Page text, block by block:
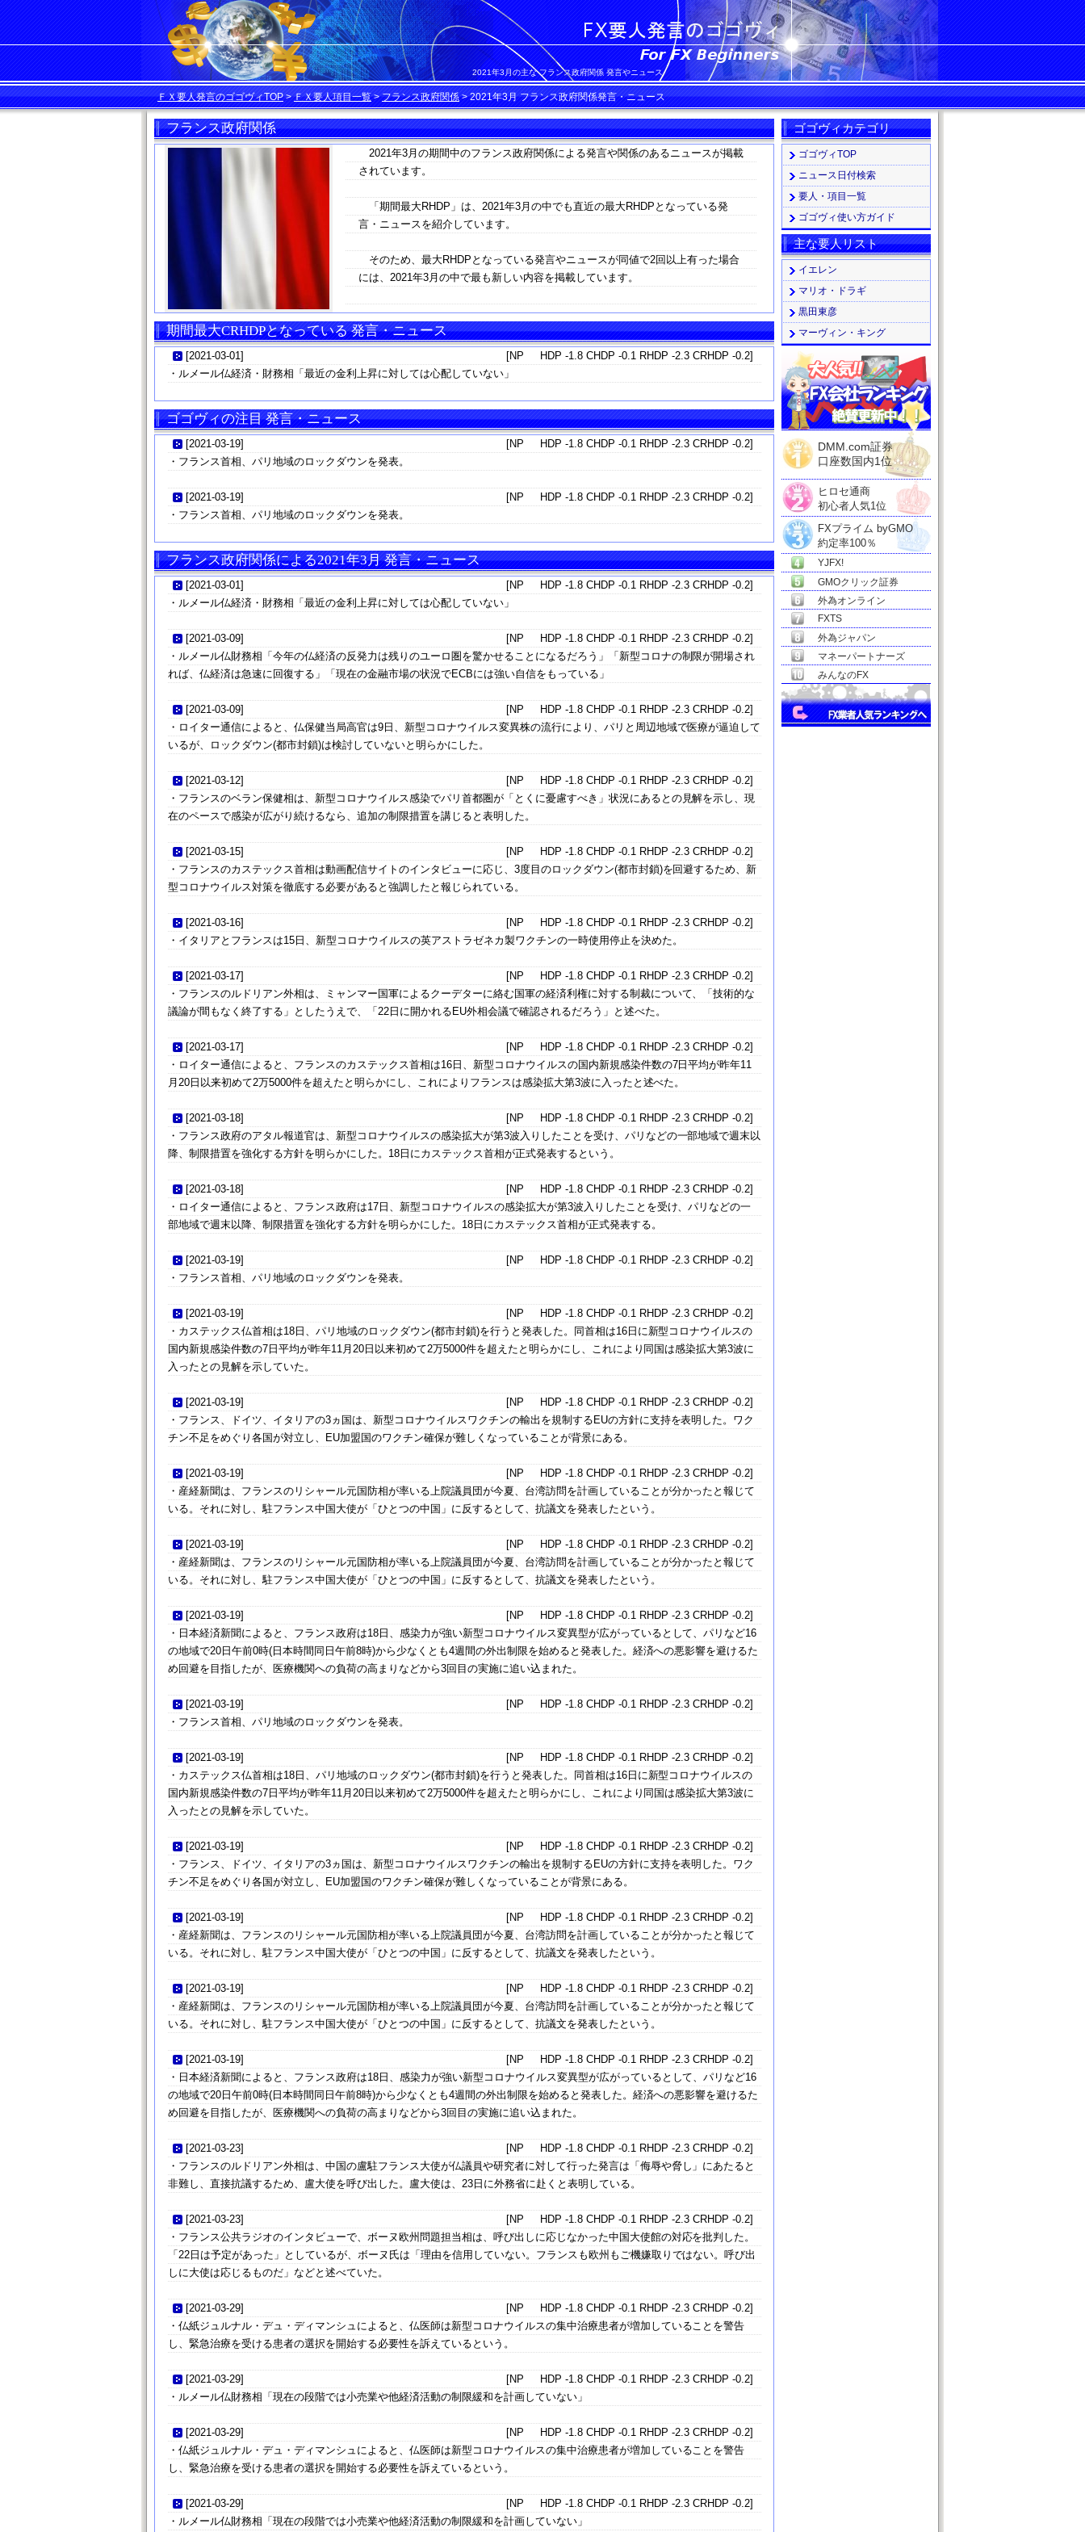
2021年3月の主な フランス政府関係 発言やニュース
ＦＸ要人発言のゴゴヴィTOP>ＦＸ要人項目一覧>フランス政府関係>2021年3月 フランス政府関係発言・ニュース
フランス政府関係
2021年3月の期間中のフランス政府関係による発言や関係のあるニュースが掲載
されています。
「期間最大RHDP」は、2021年3月の中でも直近の最大RHDPとなっている発
言・ニュースを紹介しています。
そのため、最大RHDPとなっている発言やニュースが同値で2回以上有った場合
には、2021年3月の中で最も新しい内容を掲載しています。
期間最大CRHDPとなっている 発言・ニュース
[2021-03-01]
[NP HDP -1.8 CHDP -0.1 RHDP -2.3 CRHDP -0.2]
・ルメール仏経済・財務相「最近の金利上昇に対しては心配していない」
ゴゴヴィの注目 発言・ニュース
[2021-03-19]
[NP HDP -1.8 CHDP -0.1 RHDP -2.3 CRHDP -0.2]
・フランス首相、パリ地域のロックダウンを発表。
[2021-03-19]
[NP HDP -1.8 CHDP -0.1 RHDP -2.3 CRHDP -0.2]
・フランス首相、パリ地域のロックダウンを発表。
フランス政府関係による2021年3月 発言・ニュース
[2021-03-01]
[NP HDP -1.8 CHDP -0.1 RHDP -2.3 CRHDP -0.2]
・ルメール仏経済・財務相「最近の金利上昇に対しては心配していない」
[2021-03-09]
[NP HDP -1.8 CHDP -0.1 RHDP -2.3 CRHDP -0.2]
・ルメール仏財務相「今年の仏経済の反発力は残りのユーロ圏を驚かせることになるだろう」「新型コロナの制限が開場され
れば、仏経済は急速に回復する」「現在の金融市場の状況でECBには強い自信をもっている」
[2021-03-09]
[NP HDP -1.8 CHDP -0.1 RHDP -2.3 CRHDP -0.2]
・ロイター通信によると、仏保健当局高官は9日、新型コロナウイルス変異株の流行により、パリと周辺地域で医療が逼迫して
いるが、ロックダウン(都市封鎖)は検討していないと明らかにした。
[2021-03-12]
[NP HDP -1.8 CHDP -0.1 RHDP -2.3 CRHDP -0.2]
・フランスのベラン保健相は、新型コロナウイルス感染でパリ首都圏が「とくに憂慮すべき」状況にあるとの見解を示し、現
在のペースで感染が広がり続けるなら、追加の制限措置を講じると表明した。
[2021-03-15]
[NP HDP -1.8 CHDP -0.1 RHDP -2.3 CRHDP -0.2]
・フランスのカステックス首相は動画配信サイトのインタビューに応じ、3度目のロックダウン(都市封鎖)を回避するため、新
型コロナウイルス対策を徹底する必要があると強調したと報じられている。
[2021-03-16]
[NP HDP -1.8 CHDP -0.1 RHDP -2.3 CRHDP -0.2]
・イタリアとフランスは15日、新型コロナウイルスの英アストラゼネカ製ワクチンの一時使用停止を決めた。
[2021-03-17]
[NP HDP -1.8 CHDP -0.1 RHDP -2.3 CRHDP -0.2]
・フランスのルドリアン外相は、ミャンマー国軍によるクーデターに絡む国軍の経済利権に対する制裁について、「技術的な
議論が間もなく終了する」としたうえで、「22日に開かれるEU外相会議で確認されるだろう」と述べた。
[2021-03-17]
[NP HDP -1.8 CHDP -0.1 RHDP -2.3 CRHDP -0.2]
・ロイター通信によると、フランスのカステックス首相は16日、新型コロナウイルスの国内新規感染件数の7日平均が昨年11
月20日以来初めて2万5000件を超えたと明らかにし、これによりフランスは感染拡大第3波に入ったと述べた。
[2021-03-18]
[NP HDP -1.8 CHDP -0.1 RHDP -2.3 CRHDP -0.2]
・フランス政府のアタル報道官は、新型コロナウイルスの感染拡大が第3波入りしたことを受け、パリなどの一部地域で週末以
降、制限措置を強化する方針を明らかにした。18日にカステックス首相が正式発表するという。
[2021-03-18]
[NP HDP -1.8 CHDP -0.1 RHDP -2.3 CRHDP -0.2]
・ロイター通信によると、フランス政府は17日、新型コロナウイルスの感染拡大が第3波入りしたことを受け、パリなどの一
部地域で週末以降、制限措置を強化する方針を明らかにした。18日にカステックス首相が正式発表する。
[2021-03-19]
[NP HDP -1.8 CHDP -0.1 RHDP -2.3 CRHDP -0.2]
・フランス首相、パリ地域のロックダウンを発表。
[2021-03-19]
[NP HDP -1.8 CHDP -0.1 RHDP -2.3 CRHDP -0.2]
・カステックス仏首相は18日、パリ地域のロックダウン(都市封鎖)を行うと発表した。同首相は16日に新型コロナウイルスの
国内新規感染件数の7日平均が昨年11月20日以来初めて2万5000件を超えたと明らかにし、これにより同国は感染拡大第3波に
入ったとの見解を示していた。
[2021-03-19]
[NP HDP -1.8 CHDP -0.1 RHDP -2.3 CRHDP -0.2]
・フランス、ドイツ、イタリアの3ヵ国は、新型コロナウイルスワクチンの輸出を規制するEUの方針に支持を表明した。ワク
チン不足をめぐり各国が対立し、EU加盟国のワクチン確保が難しくなっていることが背景にある。
[2021-03-19]
[NP HDP -1.8 CHDP -0.1 RHDP -2.3 CRHDP -0.2]
・産経新聞は、フランスのリシャール元国防相が率いる上院議員団が今夏、台湾訪問を計画していることが分かったと報じて
いる。それに対し、駐フランス中国大使が「ひとつの中国」に反するとして、抗議文を発表したという。
[2021-03-19]
[NP HDP -1.8 CHDP -0.1 RHDP -2.3 CRHDP -0.2]
・産経新聞は、フランスのリシャール元国防相が率いる上院議員団が今夏、台湾訪問を計画していることが分かったと報じて
いる。それに対し、駐フランス中国大使が「ひとつの中国」に反するとして、抗議文を発表したという。
[2021-03-19]
[NP HDP -1.8 CHDP -0.1 RHDP -2.3 CRHDP -0.2]
・日本経済新聞によると、フランス政府は18日、感染力が強い新型コロナウイルス変異型が広がっているとして、パリなど16
の地域で20日午前0時(日本時間同日午前8時)から少なくとも4週間の外出制限を始めると発表した。経済への悪影響を避けるた
め回避を目指したが、医療機関への負荷の高まりなどから3回目の実施に追い込まれた。
[2021-03-19]
[NP HDP -1.8 CHDP -0.1 RHDP -2.3 CRHDP -0.2]
・フランス首相、パリ地域のロックダウンを発表。
[2021-03-19]
[NP HDP -1.8 CHDP -0.1 RHDP -2.3 CRHDP -0.2]
・カステックス仏首相は18日、パリ地域のロックダウン(都市封鎖)を行うと発表した。同首相は16日に新型コロナウイルスの
国内新規感染件数の7日平均が昨年11月20日以来初めて2万5000件を超えたと明らかにし、これにより同国は感染拡大第3波に
入ったとの見解を示していた。
[2021-03-19]
[NP HDP -1.8 CHDP -0.1 RHDP -2.3 CRHDP -0.2]
・フランス、ドイツ、イタリアの3ヵ国は、新型コロナウイルスワクチンの輸出を規制するEUの方針に支持を表明した。ワク
チン不足をめぐり各国が対立し、EU加盟国のワクチン確保が難しくなっていることが背景にある。
[2021-03-19]
[NP HDP -1.8 CHDP -0.1 RHDP -2.3 CRHDP -0.2]
・産経新聞は、フランスのリシャール元国防相が率いる上院議員団が今夏、台湾訪問を計画していることが分かったと報じて
いる。それに対し、駐フランス中国大使が「ひとつの中国」に反するとして、抗議文を発表したという。
[2021-03-19]
[NP HDP -1.8 CHDP -0.1 RHDP -2.3 CRHDP -0.2]
・産経新聞は、フランスのリシャール元国防相が率いる上院議員団が今夏、台湾訪問を計画していることが分かったと報じて
いる。それに対し、駐フランス中国大使が「ひとつの中国」に反するとして、抗議文を発表したという。
[2021-03-19]
[NP HDP -1.8 CHDP -0.1 RHDP -2.3 CRHDP -0.2]
・日本経済新聞によると、フランス政府は18日、感染力が強い新型コロナウイルス変異型が広がっているとして、パリなど16
の地域で20日午前0時(日本時間同日午前8時)から少なくとも4週間の外出制限を始めると発表した。経済への悪影響を避けるた
め回避を目指したが、医療機関への負荷の高まりなどから3回目の実施に追い込まれた。
[2021-03-23]
[NP HDP -1.8 CHDP -0.1 RHDP -2.3 CRHDP -0.2]
・フランスのルドリアン外相は、中国の盧駐フランス大使が仏議員や研究者に対して行った発言は「侮辱や脅し」にあたると
非難し、直接抗議するため、盧大使を呼び出した。盧大使は、23日に外務省に赴くと表明している。
[2021-03-23]
[NP HDP -1.8 CHDP -0.1 RHDP -2.3 CRHDP -0.2]
・フランス公共ラジオのインタビューで、ボーヌ欧州問題担当相は、呼び出しに応じなかった中国大使館の対応を批判した。
「22日は予定があった」としているが、ボーヌ氏は「理由を信用していない。フランスも欧州もご機嫌取りではない。呼び出
しに大使は応じるものだ」などと述べていた。
[2021-03-29]
[NP HDP -1.8 CHDP -0.1 RHDP -2.3 CRHDP -0.2]
・仏紙ジュルナル・デュ・ディマンシュによると、仏医師は新型コロナウイルスの集中治療患者が増加していることを警告
し、緊急治療を受ける患者の選択を開始する必要性を訴えているという。
[2021-03-29]
[NP HDP -1.8 CHDP -0.1 RHDP -2.3 CRHDP -0.2]
・ルメール仏財務相「現在の段階では小売業や他経済活動の制限緩和を計画していない」
[2021-03-29]
[NP HDP -1.8 CHDP -0.1 RHDP -2.3 CRHDP -0.2]
・仏紙ジュルナル・デュ・ディマンシュによると、仏医師は新型コロナウイルスの集中治療患者が増加していることを警告
し、緊急治療を受ける患者の選択を開始する必要性を訴えているという。
[2021-03-29]
[NP HDP -1.8 CHDP -0.1 RHDP -2.3 CRHDP -0.2]
・ルメール仏財務相「現在の段階では小売業や他経済活動の制限緩和を計画していない」
ゴゴヴィカテゴリ
ゴゴヴィTOP
ニュース日付検索
要人・項目一覧
ゴゴヴィ使い方ガイド
主な要人リスト
イエレン
マリオ・ドラギ
黒田東彦
マーヴィン・キング
DMM.com証券
口座数国内1位
ヒロセ通商
初心者人気1位
FXプライム byGMO
約定率100％
YJFX!
GMOクリック証券
外為オンライン
FXTS
外為ジャパン
マネーパートナーズ
みんなのFX